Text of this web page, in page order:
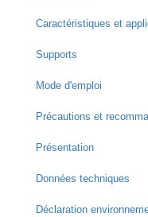
Caractéristiques et
Supports
Mode d'emploi
Précautions et
Présentation
Données techniques
Déclaration